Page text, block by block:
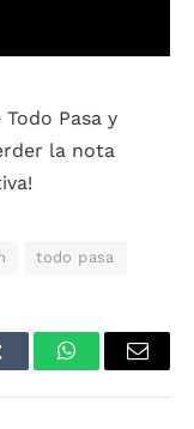
Pasa y
la nota
todo pasa
WhatsAppEmail